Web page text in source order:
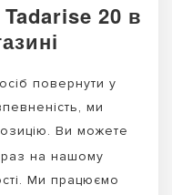
20 в
повернути у
ми
Ви можете
на нашому
Ми працюємо